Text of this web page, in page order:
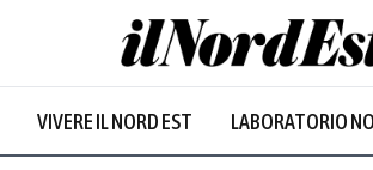
VIVERE IL NORD EST LABORATORIO